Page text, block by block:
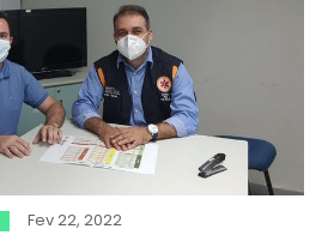
Fev 22, 2022